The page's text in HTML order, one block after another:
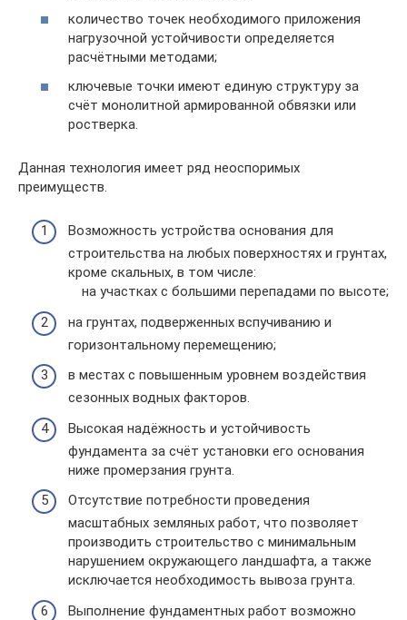
количество точек необходимого приложения
нагрузочной устойчивости определяется
расчётными методами;
ключевые точки имеют единую структуру за
счёт монолитной армированной обвязки или
ростверка.
Данная технология имеет ряд неоспоримых
преимуществ.
Возможность устройства основания для
строительства на любых поверхностях и грунтах,
кроме скальных, в том числе:
на участках с большими перепадами по высоте;
на грунтах, подверженных вспучиванию и
горизонтальному перемещению;
в местах с повышенным уровнем воздействия
сезонных водных факторов.
Высокая надёжность и устойчивость
фундамента за счёт установки его основания
ниже промерзания грунта.
Отсутствие потребности проведения
масштабных земляных работ, что позволяет
производить строительство с минимальным
нарушением окружающего ландшафта, а также
исключается необходимость вывоза грунта.
Выполнение фундаментных работ возможно